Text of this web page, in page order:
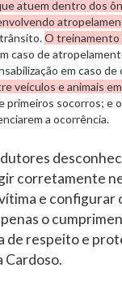
atuem dentro dos
O treinamento
caso de
em caso de
veículos e animais
socorros; e
a ocorrência.
corretamente
e configurar
o
respeito e
Cardoso.